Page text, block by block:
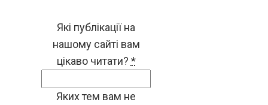
Які публікації на
нашому сайті вам
цікаво читати? *
Яких тем вам не